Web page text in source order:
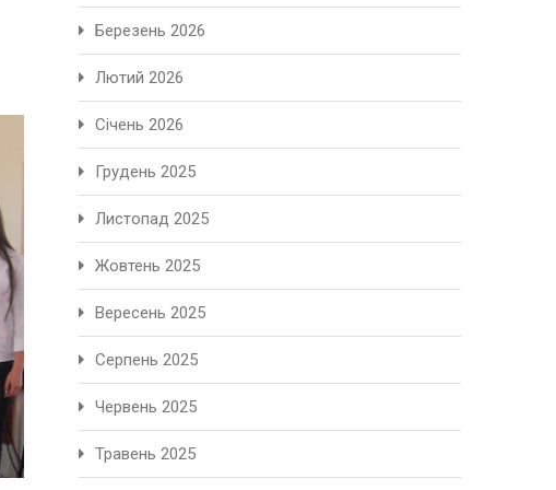
Березень 2026
Лютий 2026
Січень 2026
Грудень 2025
Листопад 2025
Жовтень 2025
Вересень 2025
Серпень 2025
Червень 2025
Травень 2025